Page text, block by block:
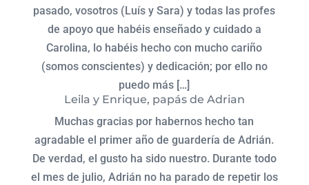
pasado, vosotros (Luís y Sara) y todas las profes
de apoyo que habéis enseñado y cuidado a
Carolina, lo habéis hecho con mucho cariño
(somos conscientes) y dedicación; por ello no
puedo más […]
Leila y Enrique, papás de Adrian
Muchas gracias por habernos hecho tan
agradable el primer año de guardería de Adrián.
De verdad, el gusto ha sido nuestro. Durante todo
el mes de julio, Adrián no ha parado de repetir los